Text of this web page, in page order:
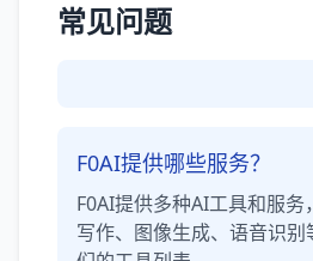
常见问题
F0AI提供哪些服务？
F0AI提供多种AI工具和服
写作、图像生成、语音识